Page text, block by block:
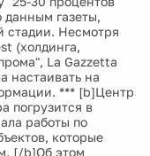
данным газеты,
стадии. Несмотря
(холдинга,
La Gazzetta
настаивать на
*** [b]Центр
погрузится в
работы по
которые
[/b]Об этом